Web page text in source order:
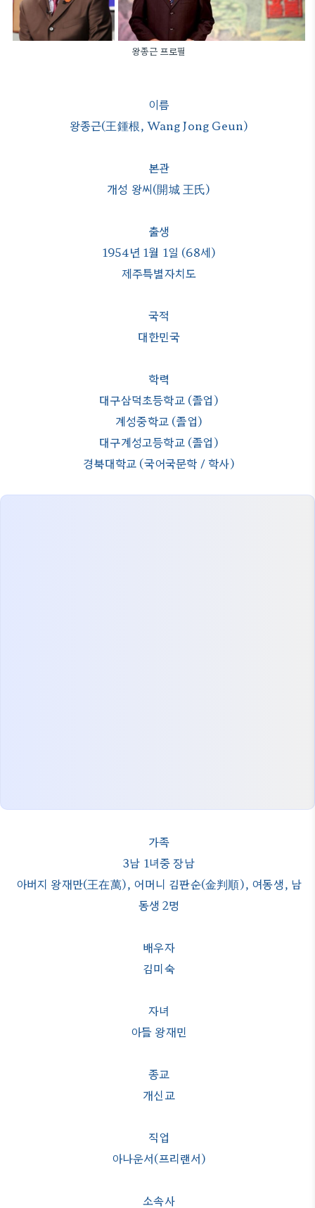
왕종근 프로필
이름
왕종근(王鍾根, Wang Jong Geun)
본관
개성 왕씨(開城 王氏)
출생
1954년 1월 1일 (68세)
제주특별자치도
국적
대한민국
학력
대구삼덕초등학교 (졸업)
계성중학교 (졸업)
대구계성고등학교 (졸업)
경북대학교 (국어국문학 / 학사)
가족
3남 1녀중 장남
아버지 왕재만(王在萬), 어머니 김판순(金判順), 여동생, 남
동생 2명
배우자
김미숙
자녀
아들 왕재민
종교
개신교
직업
아나운서(프리랜서)
소속사